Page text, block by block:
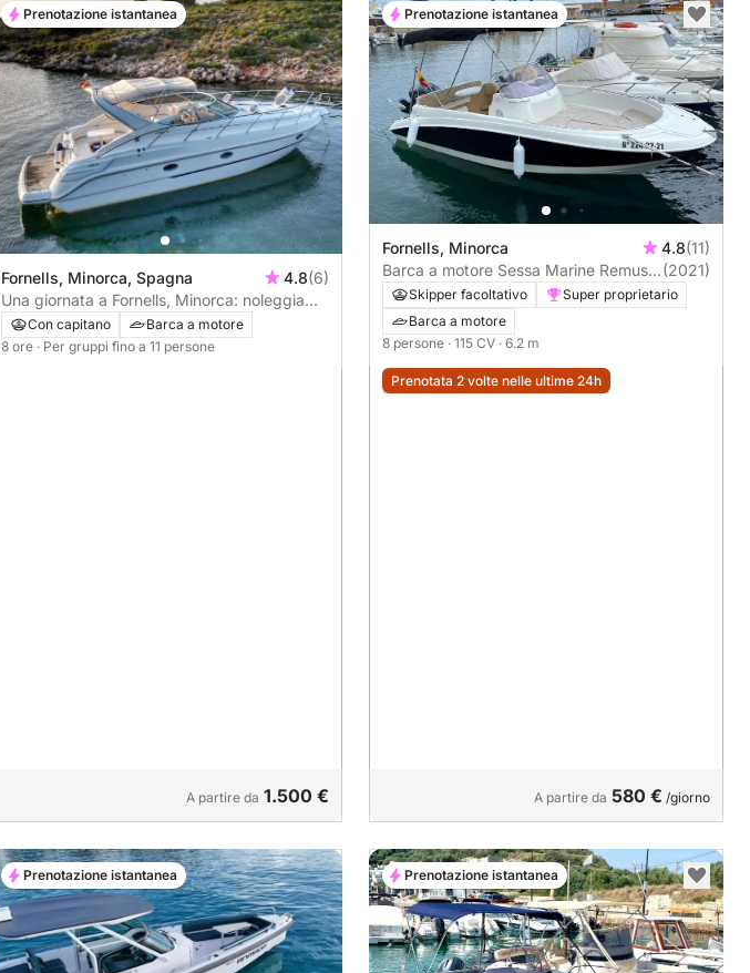
Fornells, Minorca, Spagna 4.8(6)
Una giornata a Fornells, Minorca: noleggia
una barca a motore per una giornata intera
alla scoperta dell'isola.
Con capitano
Barca a motore
8 ore · Per gruppi fino a 11 persone
A partire da 1.500 €
Prenotazione istantanea
Fornells, Minorca 4.8(11)
Barca a motore Sessa Marine Remus
620 Open 115CV
(2021)
Skipper facoltativo
Super proprietario
Barca a motore
8 persone · 115 CV · 6.2 m
Prenotata 2 volte nelle ultime 24h
A partire da 580 € /giorno
Prenotazione istantanea
Prenotazione istantanea Prenotazione istantanea